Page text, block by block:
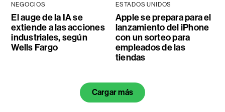
NEGOCIOS
El auge de la IA se
extiende a las acciones
industriales, según
Wells Fargo
ESTADOS UNIDOS
Apple se prepara para el
lanzamiento del iPhone
con un sorteo para
empleados de las
tiendas
Cargar más